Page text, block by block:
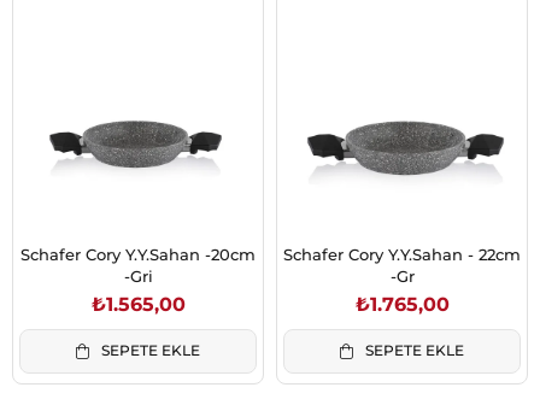
Schafer Cory Y.Y.Sahan -20cm
-Gri
₺1.565,00
SEPETE EKLE
Schafer Cory Y.Y.Sahan - 22cm
-Gr
₺1.765,00
SEPETE EKLE